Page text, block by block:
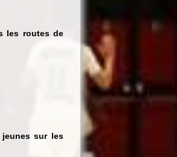
les routes de
sur les